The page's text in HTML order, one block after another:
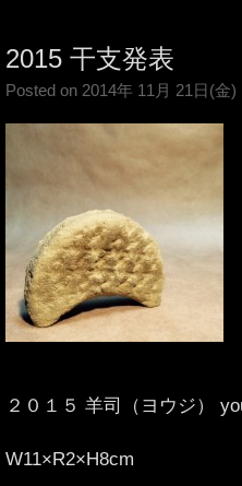
2015 干支発表
Posted on 2014年 11月 21日(金)
２０１５ 羊司（ヨウジ）
W11×R2×H8cm